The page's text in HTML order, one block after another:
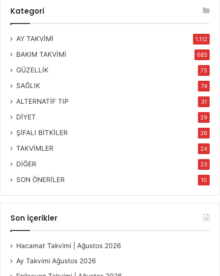
Kategori
AY TAKVİMİ 1.112
BAKIM TAKVİMİ 685
GÜZELLİK 75
SAĞLIK 74
ALTERNATİF TIP 31
DİYET 29
ŞİFALI BİTKİLER 26
TAKVİMLER 24
DİĞER 23
SON ÖNERİLER 10
Son İçerikler
Hacamat Takvimi | Ağustos 2026
Ay Takvimi Ağustos 2026